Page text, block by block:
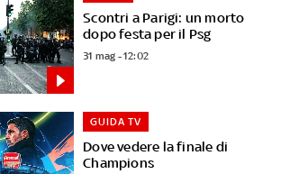
Scontri a Parigi: un morto
dopo festa per il Psg
31 mag - 12:02
Dove vedere la finale di
Champions
GUIDA TV